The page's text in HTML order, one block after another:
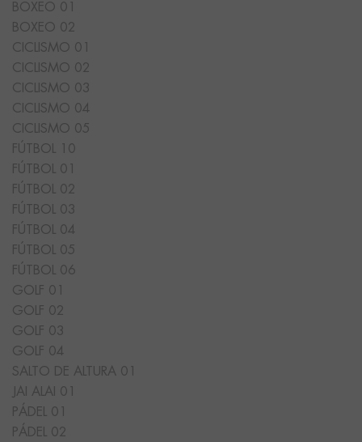
BOXEO 01
BOXEO 02
CICLISMO 01
CICLISMO 02
CICLISMO 03
CICLISMO 04
CICLISMO 05
FÚTBOL 10
FÚTBOL 01
FÚTBOL 02
FÚTBOL 03
FÚTBOL 04
FÚTBOL 05
FÚTBOL 06
GOLF 01
GOLF 02
GOLF 03
GOLF 04
SALTO DE ALTURA 01
JAI ALAI 01
PÁDEL 01
PÁDEL 02